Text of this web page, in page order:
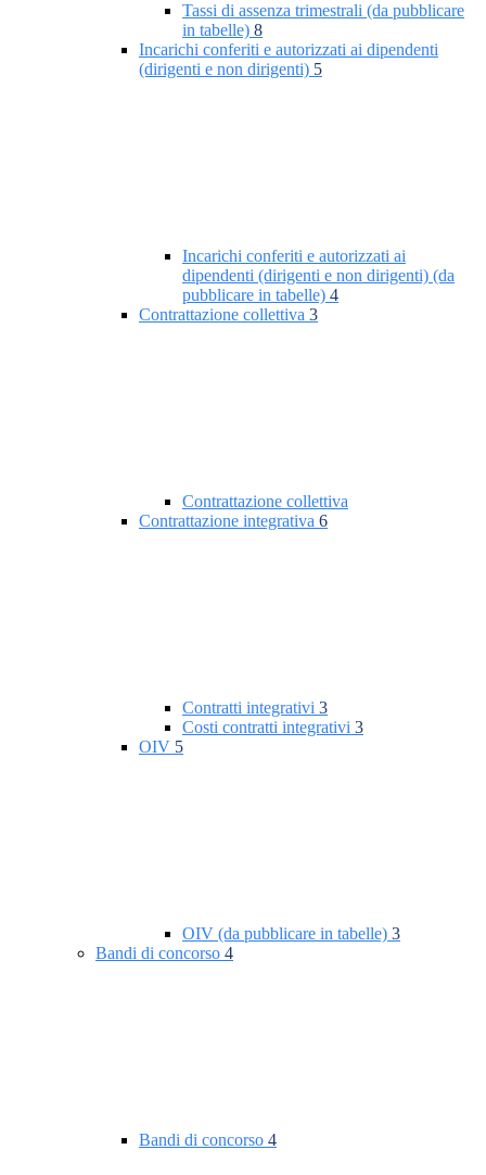
Tassi di assenza trimestrali (da pubblicare
in tabelle) 8
Incarichi conferiti e autorizzati ai dipendenti
(dirigenti e non dirigenti) 5
Incarichi conferiti e autorizzati ai
dipendenti (dirigenti e non dirigenti) (da
pubblicare in tabelle) 4
Contrattazione collettiva 3
Contrattazione collettiva
Contrattazione integrativa 6
Contratti integrativi 3
Costi contratti integrativi 3
OIV 5
OIV (da pubblicare in tabelle) 3
Bandi di concorso 4
Bandi di concorso 4